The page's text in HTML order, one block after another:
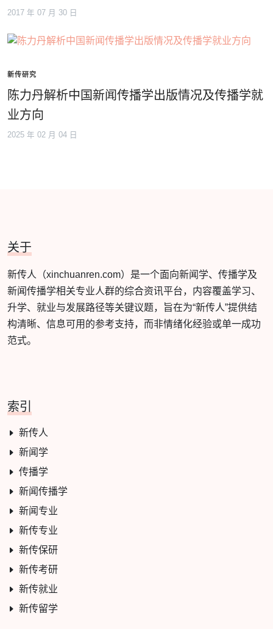
2017 年 07 月 30 日
新传研究
陈力丹解析中国新闻传播学出版情况及传播学就
业方向
2025 年 02 月 04 日
关于
新传人（xinchuanren.com）是一个面向新闻学、传播学及
新闻传播学相关专业人群的综合资讯平台，内容覆盖学习、
升学、就业与发展路径等关键议题，旨在为“新传人”提供结
构清晰、信息可用的参考支持，而非情绪化经验或单一成功
范式。
索引
新传人
新闻学
传播学
新闻传播学
新闻专业
新传专业
新传保研
新传考研
新传就业
新传留学